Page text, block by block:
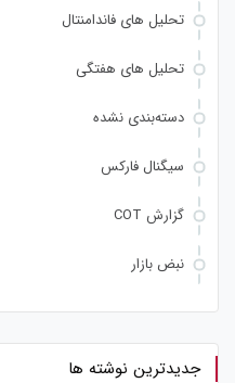
تحلیل های فاندامنتال
تحلیل های هفتگی
دسته‌بندی نشده
سیگنال فارکس
گزارش COT
نبض بازار
جدیدترین نوشته ها